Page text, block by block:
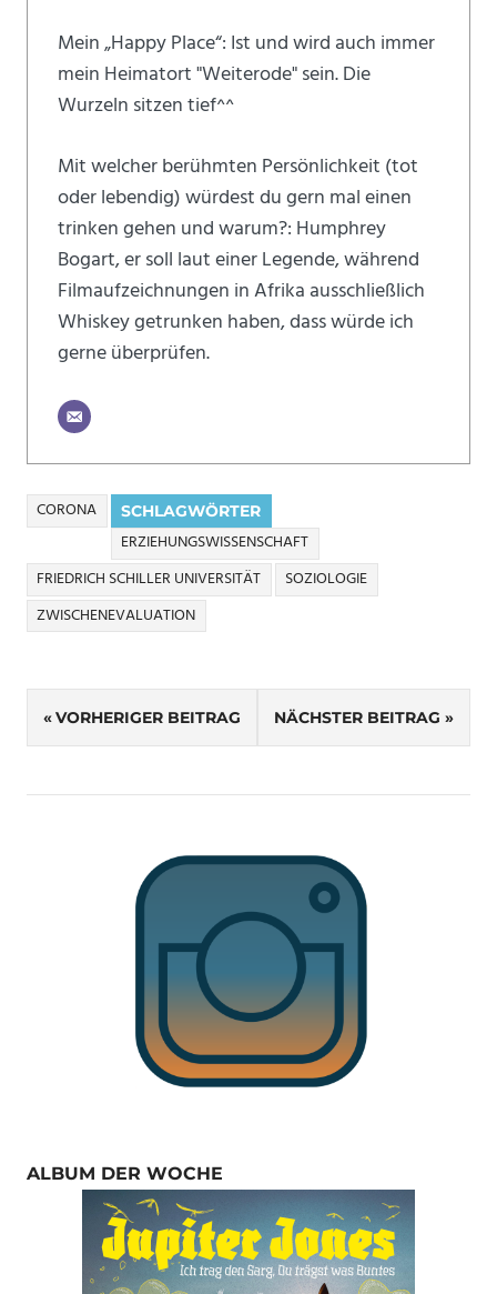
Mein „Happy Place“: Ist und wird auch immer
mein Heimatort "Weiterode" sein. Die
Wurzeln sitzen tief^^
Mit welcher berühmten Persönlichkeit (tot
oder lebendig) würdest du gern mal einen
trinken gehen und warum?: Humphrey
Bogart, er soll laut einer Legende, während
Filmaufzeichnungen in Afrika ausschließlich
Whiskey getrunken haben, dass würde ich
gerne überprüfen.
SCHLAGWÖRTER
CORONA
ERZIEHUNGSWISSENSCHAFT
FRIEDRICH SCHILLER UNIVERSITÄT
SOZIOLOGIE
ZWISCHENEVALUATION
Beitragsnavigation
VORHERIGER BEITRAG NÄCHSTER BEITRAG
ALBUM DER WOCHE